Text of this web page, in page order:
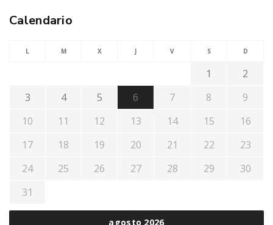
Calendario
agosto 2026
L M X J V S D
1
2
3
4 5 6 7 8
9
10
11 12 13 14 15
16
17
18 19 20 21 22
23
24
25 26 27 28 29
30
31